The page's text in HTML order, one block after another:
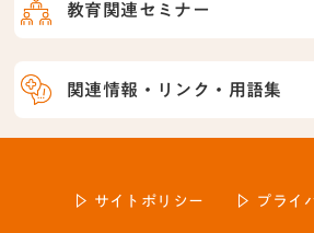
教育関連セミナー
関連情報・リンク・用語集
サイトポリシー プライ